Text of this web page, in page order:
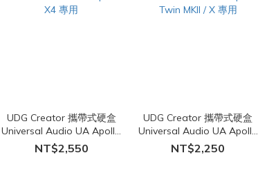
UDG Creator 攜帶式硬盒
Universal Audio UA Apollo
X4 專用
NT$2,550
UDG Creator 攜帶式硬盒
Universal Audio UA Apollo
Twin MKII / X 專用
NT$2,250